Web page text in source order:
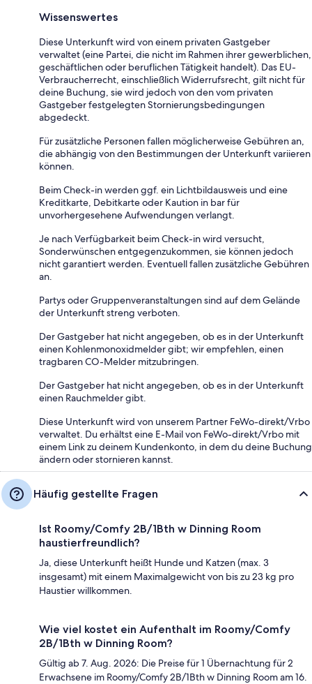
Wissenswertes
Diese Unterkunft wird von einem privaten Gastgeber
verwaltet (eine Partei, die nicht im Rahmen ihrer gewerblichen,
geschäftlichen oder beruflichen Tätigkeit handelt). Das EU-
Verbraucherrecht, einschließlich Widerrufsrecht, gilt nicht für
deine Buchung, sie wird jedoch von den vom privaten
Gastgeber festgelegten Stornierungsbedingungen
abgedeckt.
Für zusätzliche Personen fallen möglicherweise Gebühren an,
die abhängig von den Bestimmungen der Unterkunft variieren
können.
Beim Check-in werden ggf. ein Lichtbildausweis und eine
Kreditkarte, Debitkarte oder Kaution in bar für
unvorhergesehene Aufwendungen verlangt.
Je nach Verfügbarkeit beim Check-in wird versucht,
Sonderwünschen entgegenzukommen, sie können jedoch
nicht garantiert werden. Eventuell fallen zusätzliche Gebühren
an.
Partys oder Gruppenveranstaltungen sind auf dem Gelände
der Unterkunft streng verboten.
Der Gastgeber hat nicht angegeben, ob es in der Unterkunft
einen Kohlenmonoxidmelder gibt; wir empfehlen, einen
tragbaren CO-Melder mitzubringen.
Der Gastgeber hat nicht angegeben, ob es in der Unterkunft
einen Rauchmelder gibt.
Diese Unterkunft wird von unserem Partner FeWo-direkt/Vrbo
verwaltet. Du erhältst eine E-Mail von FeWo-direkt/Vrbo mit
einem Link zu deinem Kundenkonto, in dem du deine Buchung
ändern oder stornieren kannst.
Häufig gestellte Fragen
Ist Roomy/Comfy 2B/1Bth w Dinning Room
haustierfreundlich?
Ja, diese Unterkunft heißt Hunde und Katzen (max. 3
insgesamt) mit einem Maximalgewicht von bis zu 23 kg pro
Haustier willkommen.
Wie viel kostet ein Aufenthalt im Roomy/Comfy
2B/1Bth w Dinning Room?
Gültig ab 7. Aug. 2026: Die Preise für 1 Übernachtung für 2
Erwachsene im Roomy/Comfy 2B/1Bth w Dinning Room am 16.